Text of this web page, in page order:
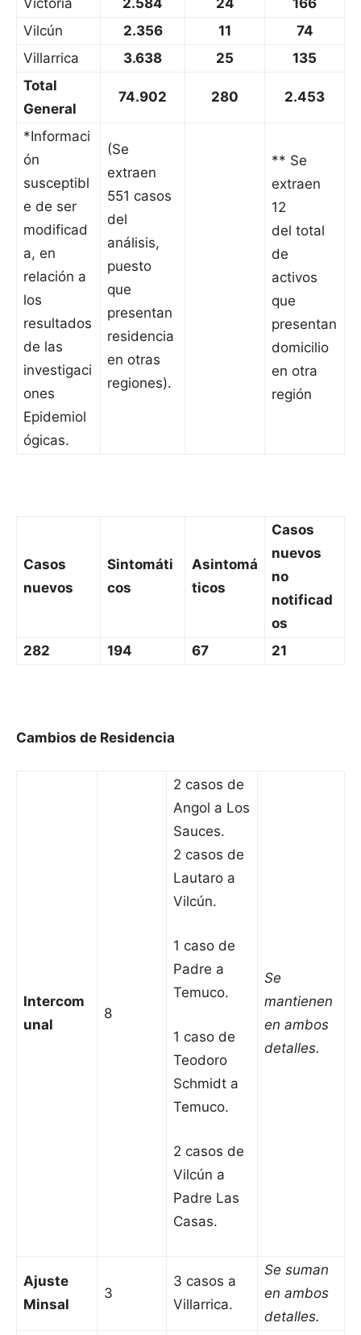
Victoria 2.584 24
166
Vilcún
2.356 11
74
Villarrica
3.638 25
135
Total
General
74.902 280 2.453
*Informaci
ón
susceptibl
e de ser
modificad
a, en
relación a
los
resultados
de las
investigaci
ones
Epidemiol
ógicas.
(Se
extraen
551 casos
del
análisis,
puesto
que
presentan
residencia
en otras
regiones).
** Se
extraen
12
del total
de
activos
que
presentan
domicilio
en otra
región
Casos
nuevos
Sintomáti
cos
Asintomá
ticos
Casos
nuevos
no
notificad
os
282
194 67 21
Cambios de Residencia
Intercom
unal
8
2 casos de
Angol a Los
Sauces.
2 casos de
Lautaro a
Vilcún.
1 caso de
Padre a
Temuco.
1 caso de
Teodoro
Schmidt a
Temuco.
2 casos de
Vilcún a
Padre Las
Casas.
Se
mantienen
en ambos
detalles.
Ajuste
Minsal
3
3 casos a
Villarrica.
Se suman
en ambos
detalles.